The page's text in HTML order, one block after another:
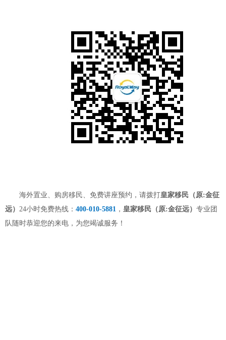
海外置业、购房移民、免费讲座预约，请拨打皇家移民（原:金征
远） 24小时免费热线： 400-010-5881 ， 皇家移民（原:金征远） 专业团
队随时恭迎您的来电，为您竭诚服务！